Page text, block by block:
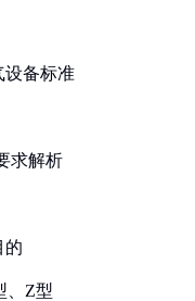
设备标准
求解析
的
、Z型